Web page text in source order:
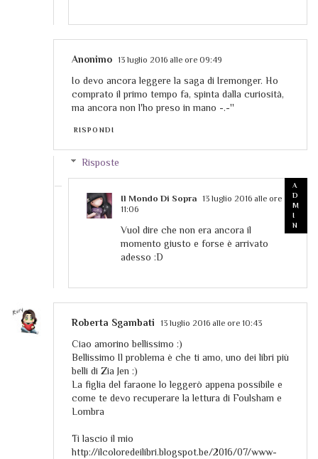
Anonimo 13 luglio 2016 alle ore 09:49
Io devo ancora leggere la saga di Iremonger. Ho
comprato il primo tempo fa, spinta dalla curiosità,
ma ancora non l'ho preso in mano -.-''
RISPONDI
Risposte
Il Mondo Di Sopra 13 luglio 2016 alle ore
11:06
Vuol dire che non era ancora il
momento giusto e forse è arrivato
adesso :D
Roberta Sgambati 13 luglio 2016 alle ore 10:43
Ciao amorino bellissimo :)
Bellissimo Il problema è che ti amo, uno dei libri più
belli di Zia Jen :)
La figlia del faraone lo leggerò appena possibile e
come te devo recuperare la lettura di Foulsham e
Lombra
Ti lascio il mio
http://ilcoloredeilibri.blogspot.be/2016/07/www-